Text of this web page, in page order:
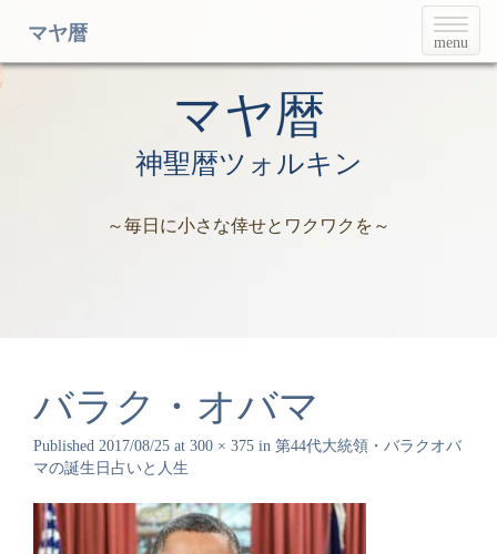
T
o
g
menu
マヤ暦
マヤ暦
神聖暦ツォルキン
～毎日に小さな倖せとワクワクを～
バラク・オバマ
Published 2017/08/25 at 300 × 375 in 第44代大統領・バラクオバ
マの誕生日占いと人生